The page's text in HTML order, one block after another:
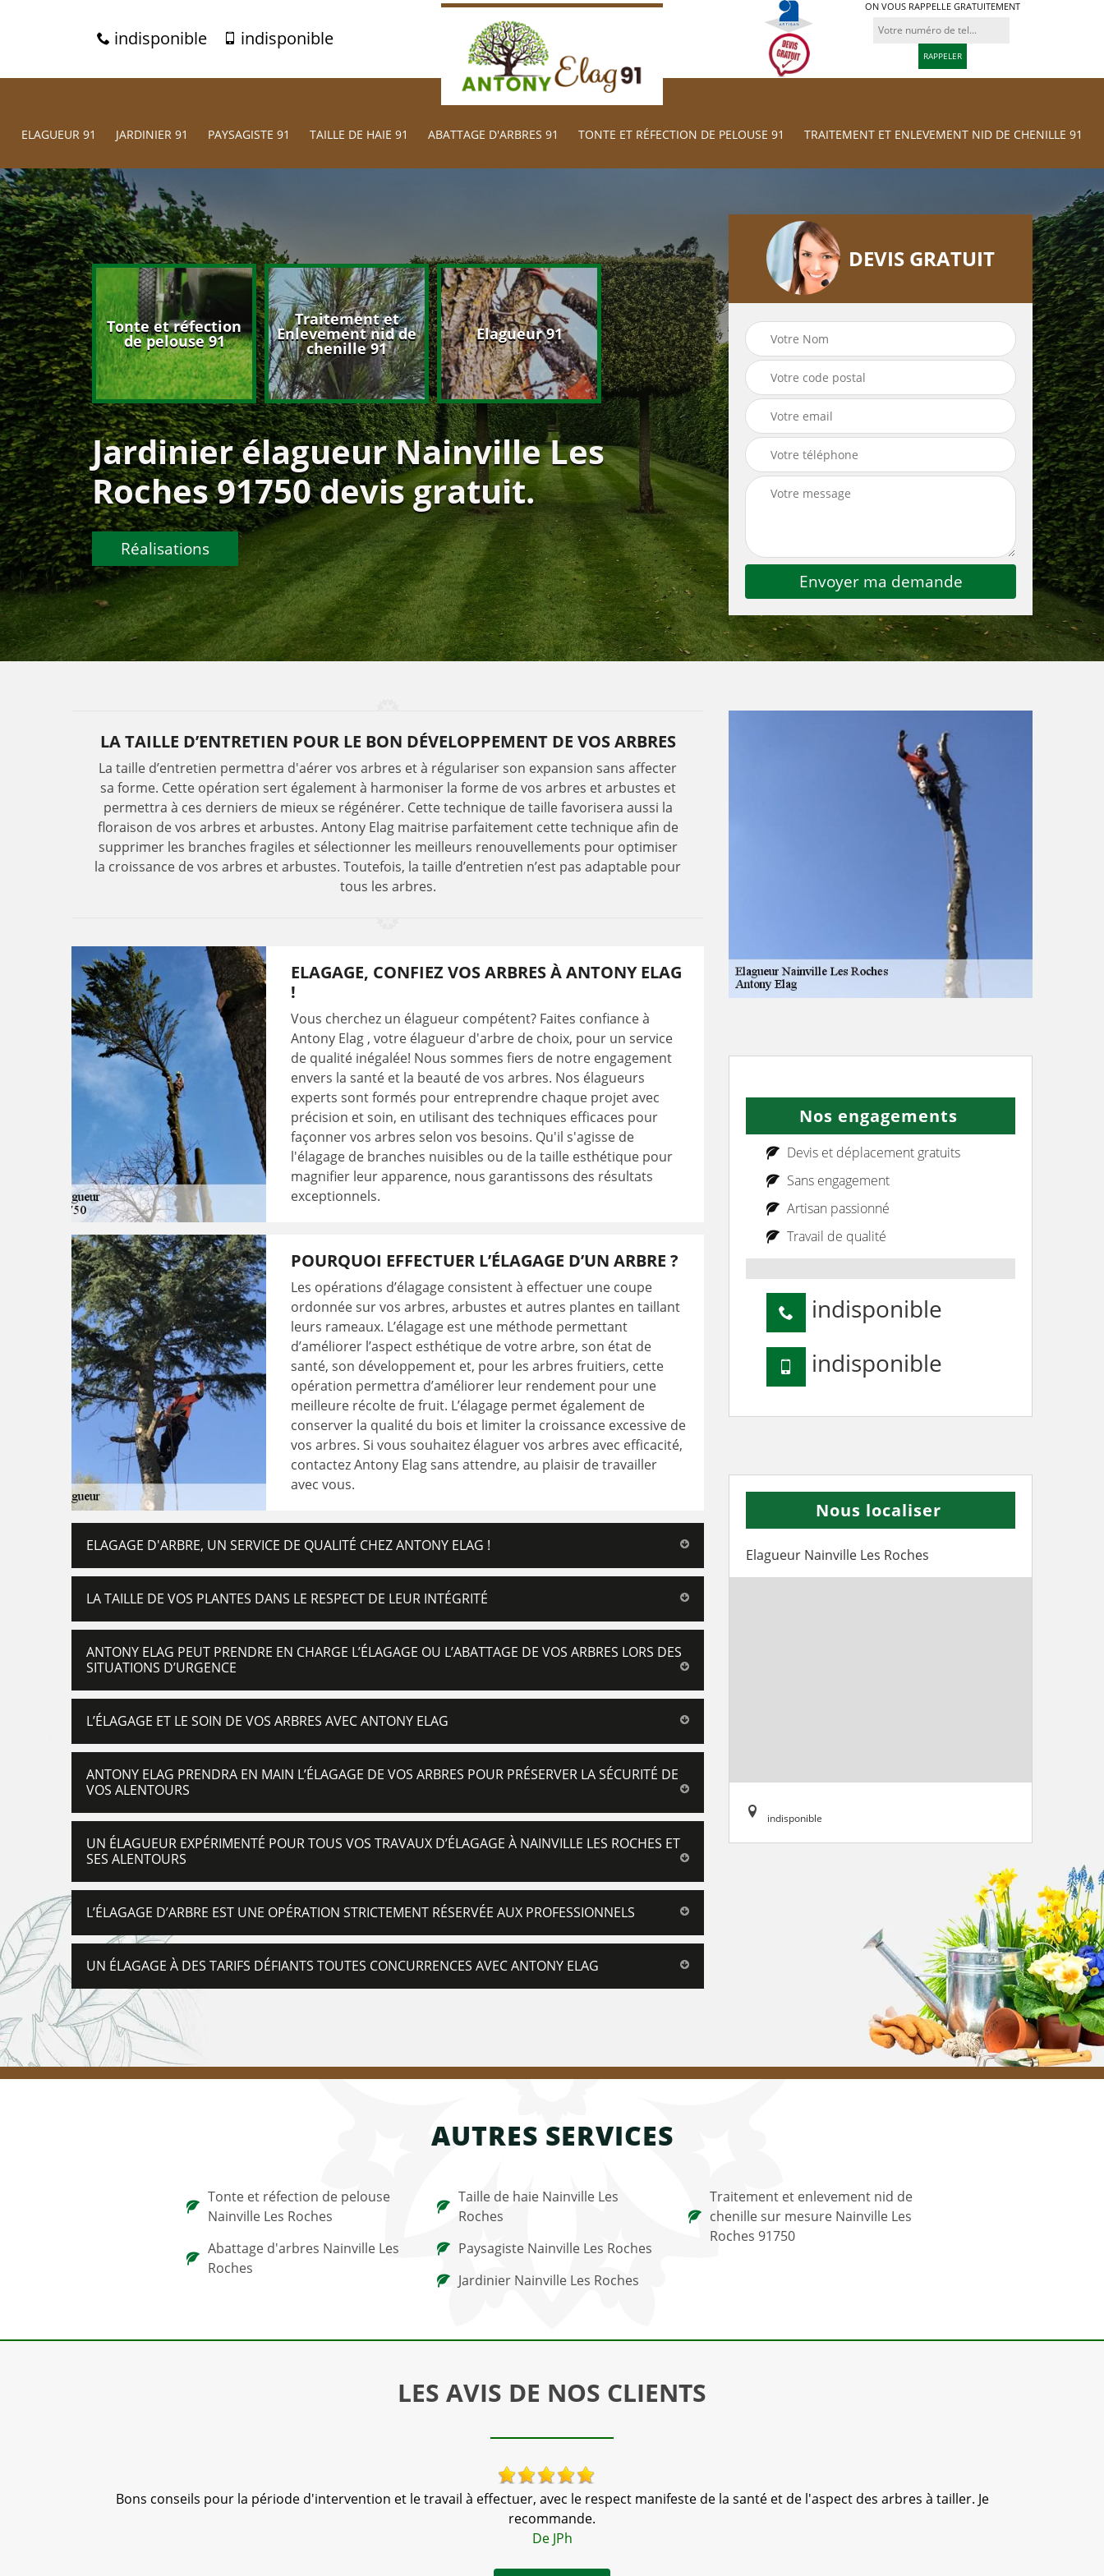
indisponible indisponible
ON VOUS RAPPELLE GRATUITEMENT
ELAGUEUR 91 JARDINIER 91 PAYSAGISTE 91 TAILLE DE HAIE 91 ABATTAGE D'ARBRES 91 TONTE ET RÉFECTION DE PELOUSE 91 TRAITEMENT ET ENLEVEMENT NID DE CHENILLE 91
d'arbres Tonte et réfection
de pelouse 91
Traitement et
Enlevement nid de
chenille 91
Elagueur 91 Jardinier 91 Paysagiste 91 Taille de haie 91
Jardinier élagueur Nainville Les
Roches 91750 devis gratuit.
Réalisations
DEVIS GRATUIT
LA TAILLE D’ENTRETIEN POUR LE BON DÉVELOPPEMENT DE VOS ARBRES
La taille d’entretien permettra d'aérer vos arbres et à régulariser son expansion sans affecter
sa forme. Cette opération sert également à harmoniser la forme de vos arbres et arbustes et
permettra à ces derniers de mieux se régénérer. Cette technique de taille favorisera aussi la
floraison de vos arbres et arbustes. Antony Elag maitrise parfaitement cette technique afin de
supprimer les branches fragiles et sélectionner les meilleurs renouvellements pour optimiser
la croissance de vos arbres et arbustes. Toutefois, la taille d’entretien n’est pas adaptable pour
tous les arbres.
ELAGAGE, CONFIEZ VOS ARBRES À ANTONY ELAG
!
Vous cherchez un élagueur compétent? Faites confiance à
Antony Elag , votre élagueur d'arbre de choix, pour un service
de qualité inégalée! Nous sommes fiers de notre engagement
envers la santé et la beauté de vos arbres. Nos élagueurs
experts sont formés pour entreprendre chaque projet avec
précision et soin, en utilisant des techniques efficaces pour
façonner vos arbres selon vos besoins. Qu'il s'agisse de
l'élagage de branches nuisibles ou de la taille esthétique pour
magnifier leur apparence, nous garantissons des résultats
exceptionnels.
POURQUOI EFFECTUER L’ÉLAGAGE D’UN ARBRE ?
Les opérations d’élagage consistent à effectuer une coupe
ordonnée sur vos arbres, arbustes et autres plantes en taillant
leurs rameaux. L’élagage est une méthode permettant
d’améliorer l’aspect esthétique de votre arbre, son état de
santé, son développement et, pour les arbres fruitiers, cette
opération permettra d’améliorer leur rendement pour une
meilleure récolte de fruit. L’élagage permet également de
conserver la qualité du bois et limiter la croissance excessive de
vos arbres. Si vous souhaitez élaguer vos arbres avec efficacité,
contactez Antony Elag sans attendre, au plaisir de travailler
avec vous.
ELAGAGE D'ARBRE, UN SERVICE DE QUALITÉ CHEZ ANTONY ELAG !
LA TAILLE DE VOS PLANTES DANS LE RESPECT DE LEUR INTÉGRITÉ
ANTONY ELAG PEUT PRENDRE EN CHARGE L’ÉLAGAGE OU L’ABATTAGE DE VOS ARBRES LORS DES
SITUATIONS D’URGENCE
L’ÉLAGAGE ET LE SOIN DE VOS ARBRES AVEC ANTONY ELAG
ANTONY ELAG PRENDRA EN MAIN L’ÉLAGAGE DE VOS ARBRES POUR PRÉSERVER LA SÉCURITÉ DE
VOS ALENTOURS
UN ÉLAGUEUR EXPÉRIMENTÉ POUR TOUS VOS TRAVAUX D’ÉLAGAGE À NAINVILLE LES ROCHES ET
SES ALENTOURS
L’ÉLAGAGE D’ARBRE EST UNE OPÉRATION STRICTEMENT RÉSERVÉE AUX PROFESSIONNELS
UN ÉLAGAGE À DES TARIFS DÉFIANTS TOUTES CONCURRENCES AVEC ANTONY ELAG
Nos engagements
Devis et déplacement gratuits
Sans engagement
Artisan passionné
Travail de qualité
indisponible
indisponible
Nous localiser
Elagueur Nainville Les Roches
indisponible
AUTRES SERVICES
Tonte et réfection de pelouse
Nainville Les Roches
Abattage d'arbres Nainville Les
Roches
Taille de haie Nainville Les
Roches
Paysagiste Nainville Les Roches
Jardinier Nainville Les Roches
Traitement et enlevement nid de
chenille sur mesure Nainville Les
Roches 91750
LES AVIS DE NOS CLIENTS
Bons conseils pour la période d'intervention et le travail à effectuer, avec le respect manifeste de la santé et de l'aspect des arbres à tailler. Je
recommande.
De JPh